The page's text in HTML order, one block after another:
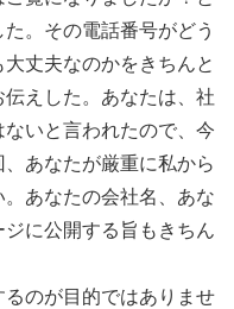
。その電話番号がどう
丈夫なのかをきちんと
えした。あなたは、社
いと言われたので、今
あなたが厳重に私から
あなたの会社名、あな
に公開する旨もきちん
のが目的ではありませ